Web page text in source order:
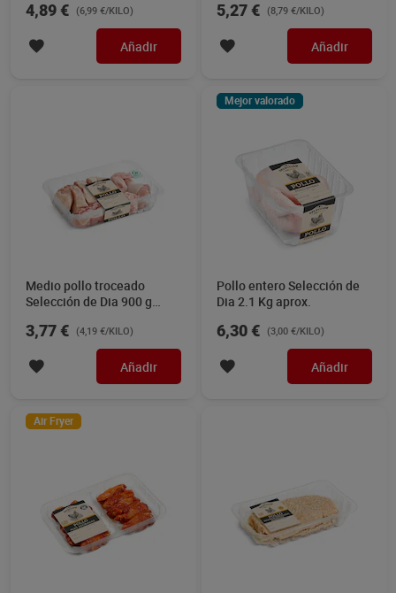
4,89 € (6,99 €/KILO)
Añadir
5,27 € (8,79 €/KILO)
Añadir
Medio pollo troceado
Selección de Dia 900 g
3,77 € (4,19 €/KILO)
Añadir
Mejor valorado
Pollo entero Selección de
Dia 2.1 Kg aprox.
6,30 € (3,00 €/KILO)
Añadir
Air Fryer